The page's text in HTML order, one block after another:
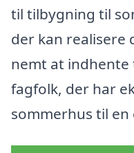
til tilbygning til
der kan realisere
nemt at
fagfolk, der har
sommerhus til